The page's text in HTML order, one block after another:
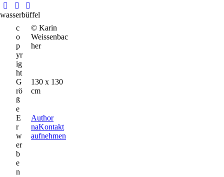
wasserbüffel
c
o
p
yr
ig
ht
© Karin
Weissenbac
her
G
rö
ß
e
130 x 130
cm
E
r
w
er
b
e
n
Author
naKontakt
aufnehmen